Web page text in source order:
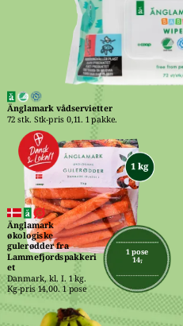
Änglamark vådservietter
72 stk. Stk-pris 0,11. 1 pakke.
1 pose
14,-
Änglamark
økologiske
gulerødder fra
Lammefjordspakkeri
et
Danmark, kl. I. 1 kg.
Kg-pris 14,00. 1 pose